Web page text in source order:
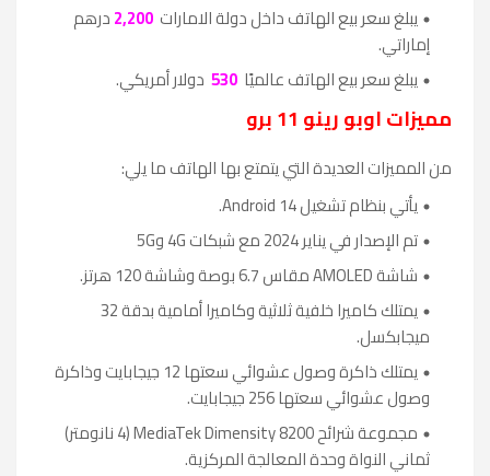
يبلغ سعر بيع الهاتف داخل دولة الامارات 2,200درهم
إماراتي.
يبلغ سعر بيع الهاتف عالميًا 530 دولار أمريكي.
مميزات اوبو رينو 11 برو
من المميزات العديدة التي يتمتع بها الهاتف ما يلي:
يأتي بنظام تشغيل Android 14.
تم الإصدار في يناير 2024 مع شبكات 4G و5G
شاشة AMOLED مقاس 6.7 بوصة وشاشة 120 هرتز.
يمتلك كاميرا خلفية ثلاثية وكاميرا أمامية بدقة 32
ميجابكسل.
يمتلك ذاكرة وصول عشوائي سعتها 12 جيجابايت وذاكرة
وصول عشوائي سعتها 256 جيجابايت.
مجموعة شرائح MediaTek Dimensity 8200 (4 نانومتر)
ثماني النواة وحدة المعالجة المركزية.